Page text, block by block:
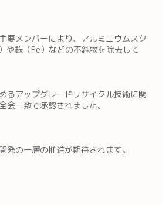
要メンバーにより、アルミニウムスク
や鉄（Fe）などの不純物を除去して
るアップグレードリサイクル技術に関
会一致で承認されました。
発の一層の推進が期待されます。